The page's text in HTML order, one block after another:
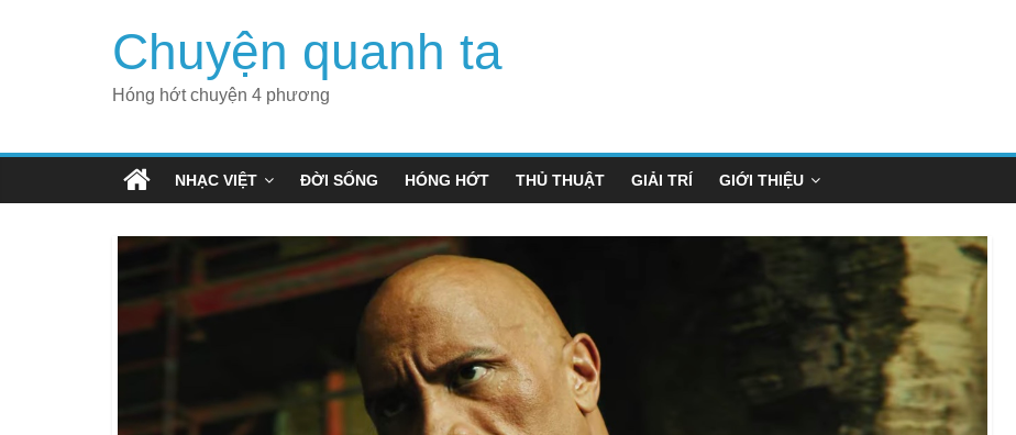
Chuyện quanh ta
Hóng hớt chuyện 4 phương
NHẠC VIỆT ĐỜI SỐNG HÓNG HỚT THỦ THUẬT GIẢI TRÍ GIỚI THIỆU